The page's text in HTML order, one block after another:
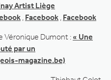
Artist Liège
Facebook Facebook
Véronique Dumont : « Une
par un
magazine.be)